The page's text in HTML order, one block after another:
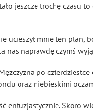
jeszcze trochę czasu
ucieszył mnie ten plan,
nas naprawdę czymś
po
oraz niebieskimi
entuzjastycznie. Skoro